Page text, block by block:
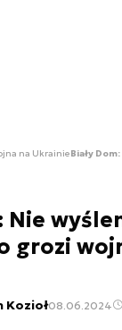
na Ukrainie
Nie
grozi
Kozioł08.06.2024